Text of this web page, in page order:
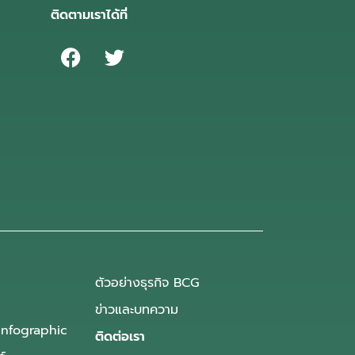
ติดตามเราได้ที่
ตัวอย่างธุรกิจ BCG
ข่าวและบทความ
ติดต่อเรา